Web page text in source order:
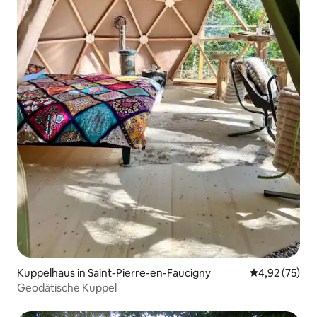
Kuppelhaus in Saint-Pierre-en-Faucigny
4,92 (75)
Geodätische Kuppel